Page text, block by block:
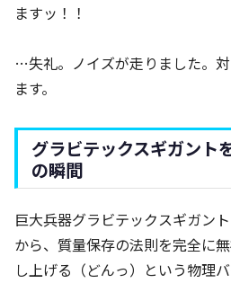
ますッ！！
…失礼。ノイズが走りました。
ます。
グラビテックスギガント
の瞬間
巨大兵器グラビテックスギガン
から、質量保存の法則を完全に
し上げる（どんっ）という物理